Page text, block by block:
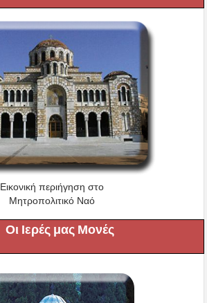
Εικονική περιήγηση στο
Μητροπολιτικό Ναό
Οι Ιερές μας Μονές